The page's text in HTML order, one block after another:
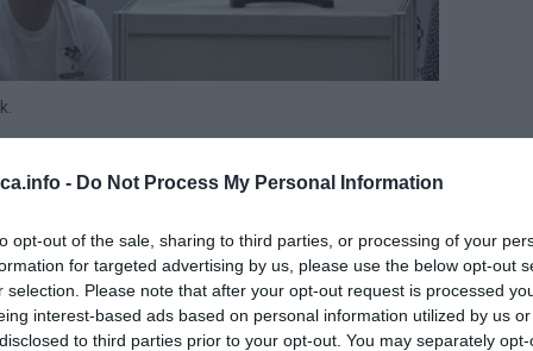
- Do Not Process My Personal Information
opt-out of the sale, sharing to third parties, or processing of your
for targeted advertising by us, please use the below opt-out
selection. Please note that after your opt-out request is processed
interest-based ads based on personal information utilized by us
to third parties prior to your opt-out. You may separately